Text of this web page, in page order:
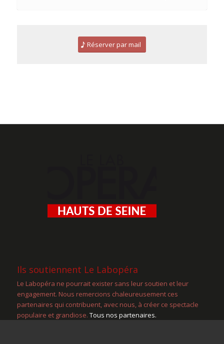
Réserver par mail
Ils soutiennent Le Labopéra
Le Labopéra ne pourrait exister sans leur soutien et leur
engagement. Nous remercions chaleureusement ces
partenaires qui contribuent, avec nous, à créer ce spectacle
populaire et grandiose. Tous nos partenaires.